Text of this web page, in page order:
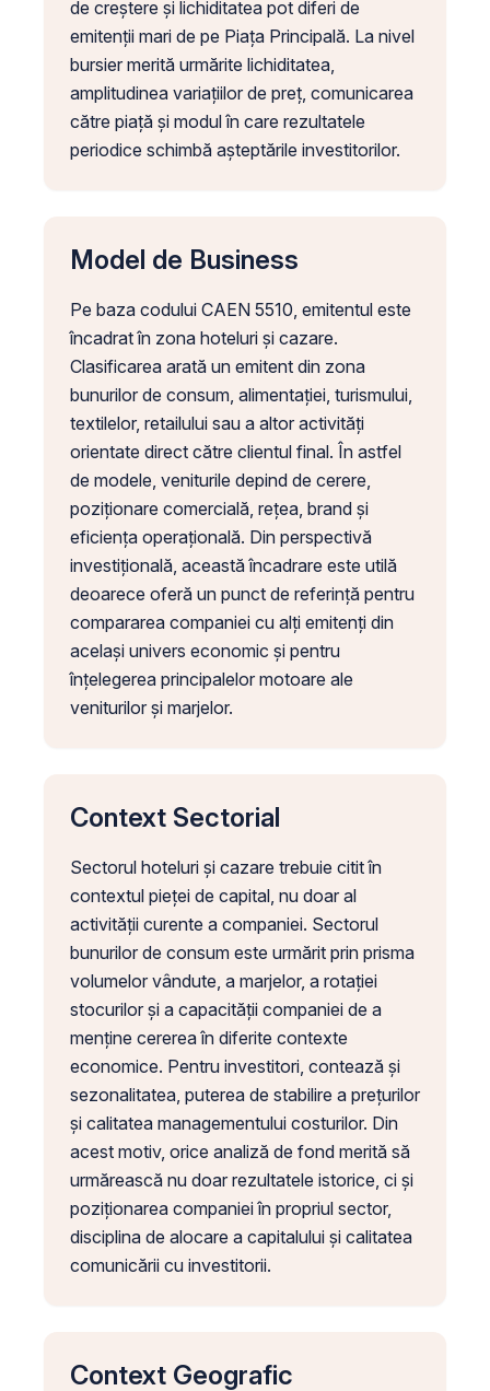
de creștere și lichiditatea pot diferi de
emitenții mari de pe Piața Principală. La nivel
bursier merită urmărite lichiditatea,
amplitudinea variațiilor de preț, comunicarea
către piață și modul în care rezultatele
periodice schimbă așteptările investitorilor.
Model de Business
Pe baza codului CAEN 5510, emitentul este
încadrat în zona hoteluri și cazare.
Clasificarea arată un emitent din zona
bunurilor de consum, alimentației, turismului,
textilelor, retailului sau a altor activități
orientate direct către clientul final. În astfel
de modele, veniturile depind de cerere,
poziționare comercială, rețea, brand și
eficiența operațională. Din perspectivă
investițională, această încadrare este utilă
deoarece oferă un punct de referință pentru
compararea companiei cu alți emitenți din
același univers economic și pentru
înțelegerea principalelor motoare ale
veniturilor și marjelor.
Context Sectorial
Sectorul hoteluri și cazare trebuie citit în
contextul pieței de capital, nu doar al
activității curente a companiei. Sectorul
bunurilor de consum este urmărit prin prisma
volumelor vândute, a marjelor, a rotației
stocurilor și a capacității companiei de a
menține cererea în diferite contexte
economice. Pentru investitori, contează și
sezonalitatea, puterea de stabilire a prețurilor
și calitatea managementului costurilor. Din
acest motiv, orice analiză de fond merită să
urmărească nu doar rezultatele istorice, ci și
poziționarea companiei în propriul sector,
disciplina de alocare a capitalului și calitatea
comunicării cu investitorii.
Context Geografic